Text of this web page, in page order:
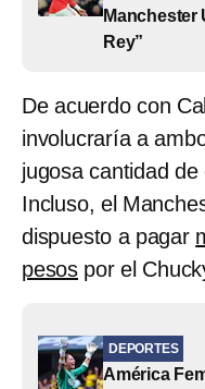
Manchester
Rey”
De acuerdo con
involucraría a
jugosa cantidad de
Incluso, el
dispuesto a pagar
pesos por el
DEPORTES
América